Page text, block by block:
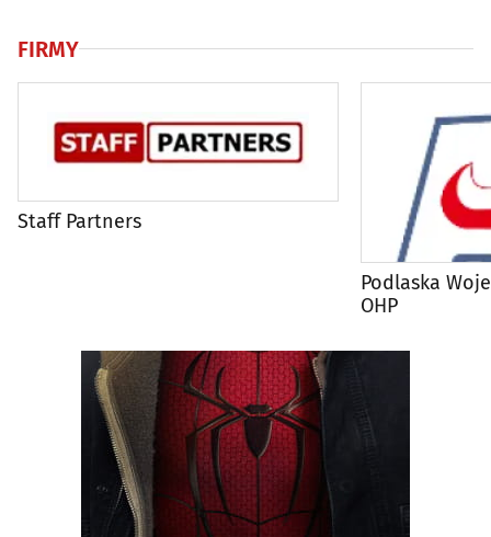
FIRMY
Staff Partners
Podlaska
OHP